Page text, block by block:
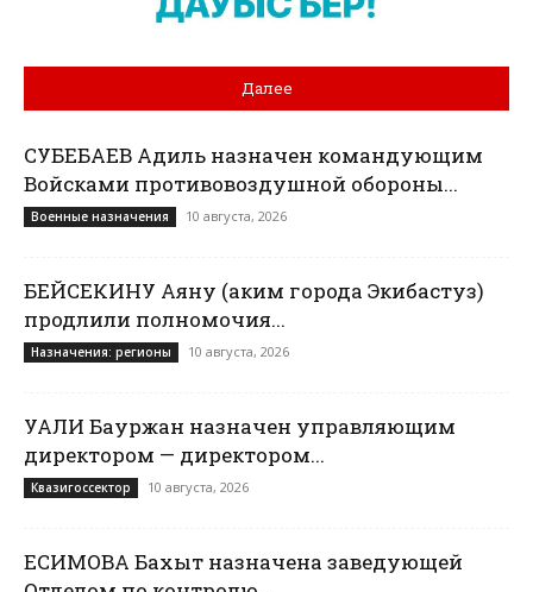
Далее
СУБЕБАЕВ Адиль назначен командующим
Войсками противовоздушной обороны...
Военные назначения 10 августа, 2026
БЕЙСЕКИНУ Аяну (аким города Экибастуз)
продлили полномочия...
Назначения: регионы 10 августа, 2026
УАЛИ Бауржан назначен управляющим
директором — директором...
Квазигоссектор 10 августа, 2026
ЕСИМОВА Бахыт назначена заведующей